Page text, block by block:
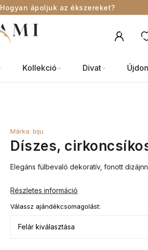
Hogyan ápoljuk az ékszereket?
Kollekció Divat
Díszes,
Márka:biju
Válassz ajándékcsomagolást:
Elegáns fülbevaló dekoratív, fonott
Részletes információ